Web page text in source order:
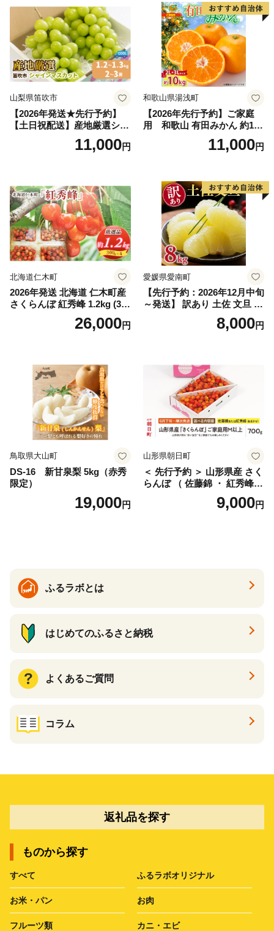
果肉 長野県産 小諸市
山梨県笛吹市
【2026年発送★先行予約】
【土日祝配送】産地厳選シャ
インマスカット1.2kg～1.3kg
（2房～3房）※沖縄・離島配
笛吹市 山梨県 フルーツ 果物
ぶどう 葡萄 大粒 シャインマ
スカット おすすめ シャイン
マスカット 贈答 ギフト 産地
笛吹市 シャインマスカット
笛吹 葡萄 国産 ぶどう 人気
国産 1.2kg 先行｜
11,000円
和歌山県湯浅町
【2026年先行予約】ご家庭
用 和歌山 有田みかん 約10k
g (2L、3Lサイズ)【湯浅町】
11,000円
北海道仁木町
2026年発送 北海道 仁木町産
さくらんぼ 紅秀峰 1.2kg (300
g×4パック) Lサイズ以上 旬
桜桃 産地直送 サクランボ チ
26,000円
愛媛県愛南町
【先行予約：2026年12月中旬
～発送】 訳あり 土佐 文旦 8k
g (Mサイズ以上サイズミック
ス) 8000円 わけあり ぶんた
産 農家直送 期間限定 特産品
サイズミックス くらもとフ
ァーム 愛南町 愛媛県
8,000円
鳥取県大山町
DS-16 新甘泉梨 5kg（赤秀
限定）
19,000円
山形県朝日町
＜ 先行予約 ＞ 山形県産 さく
らんぼ （ 佐藤錦 ・ 紅秀峰
） ご家庭用 M以上 700g 【20
26年6月下旬から7月上旬発
9,000円
ふるラボとは
はじめてのふるさと納税
よくあるご質問
コラム
返礼品を探す
ものから探す
すべて ふるラボオリジナル
お米・パン お肉
フルーツ類 カニ・エビ